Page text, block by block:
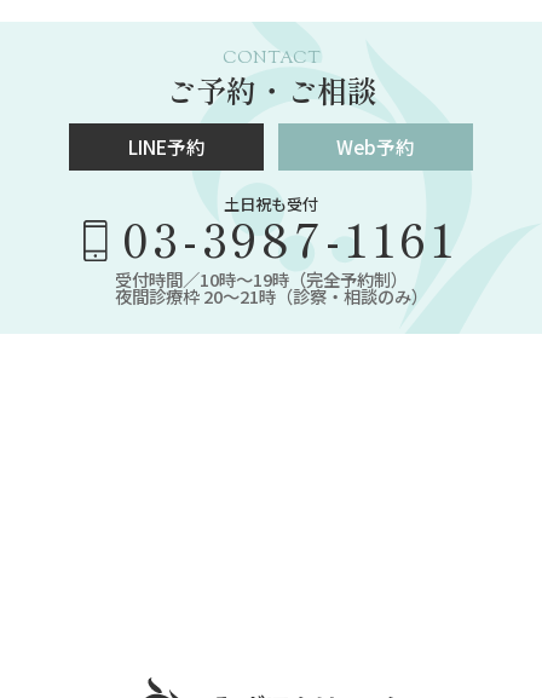
CONTACT
ご予約・ご相談
LINE予約 Web予約
土日祝も受付
03-3987-1161
受付時間／10時～19時（完全予約制）
夜間診療枠 20～21時（診察・相談のみ）